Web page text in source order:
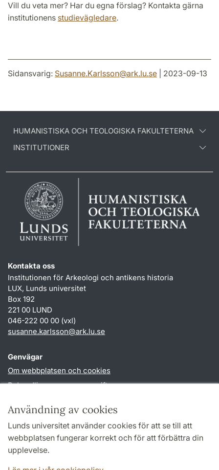
Användning av cookies
Lunds universitet använder cookies för att se till att
webbplatsen fungerar korrekt och för att förbättra din
upplevelse.
Vill du veta mer? Har du egna förslag? Kontakta gärna
institutionens studievägledare.
Sidansvarig: Susanne.Karlsson@ark.lu.se | 2023-09-13
HUMANISTISKA OCH TEOLOGISKA FAKULTETERNA
INSTITUTIONER
Kontakta oss
Institutionen för Arkeologi och antikens historia
LUX, Lunds universitet
Box 192
221 00 LUND
046-222 00 00 (vxl)
susanne.karlsson@ark.lu.se
Genvägar
Om webbplatsen och cookies
Behandling av personuppgifter
TYPO3-login
Följ oss i sociala medier